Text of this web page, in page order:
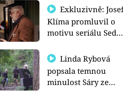
prima+
Exkluzivně: Josef
Klíma promluvil o
motivu seriálu Sedm
Linda Rybová
popsala temnou
minulost Sáry ze